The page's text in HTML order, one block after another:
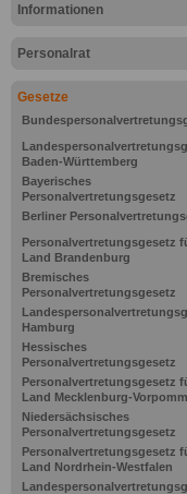
Informationen
Personalrat
Gesetze
Baden-Württemberg
Bayerisches
Personalvertretungsgesetz
Berliner
Personalvertretungsgesetz
Land Brandenburg
Bremisches
Personalvertretungsgesetz
Hamburg
Hessisches
Personalvertretungsgesetz
Personalvertretungsgesetz
Land Mecklenburg-
Niedersächsisches
Personalvertretungsgesetz
Personalvertretungsgesetz
Land Nordrhein-Westfalen